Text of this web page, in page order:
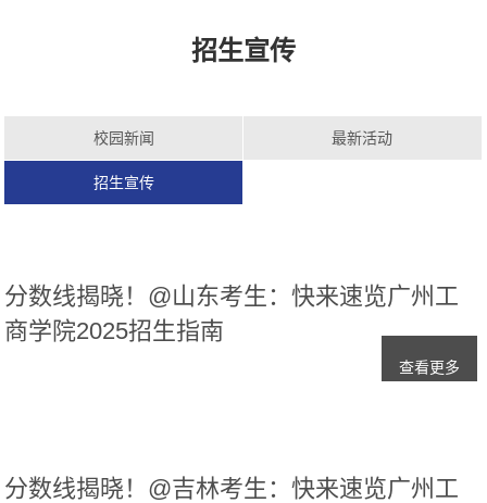
招生宣传
校园新闻 最新活动
招生宣传
分数线揭晓！@山东考生：快来速览广州工
商学院2025招生指南
查看更多
分数线揭晓！@吉林考生：快来速览广州工